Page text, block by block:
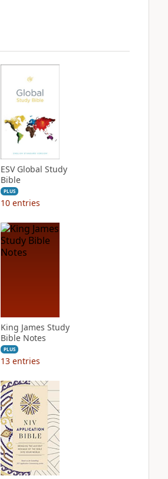
ESV Global Study
Bible
PLUS
10 entries
King James Study
Bible Notes
PLUS
13 entries